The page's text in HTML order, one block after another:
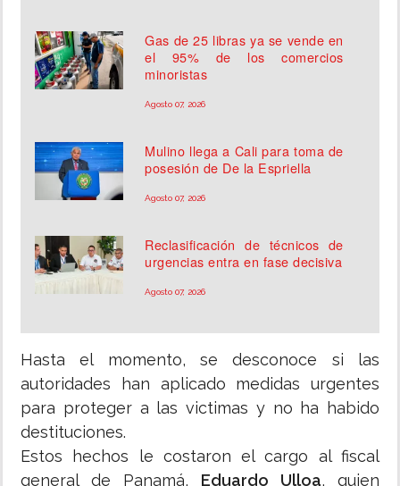
Gas de 25 libras ya se vende en
el 95% de los comercios
minoristas
Agosto 07, 2026
Mulino llega a Cali para toma de
posesión de De la Espriella
Agosto 07, 2026
Reclasificación de técnicos de
urgencias entra en fase decisiva
Agosto 07, 2026
Hasta el momento, se desconoce si las
autoridades han aplicado medidas urgentes
para proteger a las victimas y no ha habido
destituciones.
Estos hechos le costaron el cargo al fiscal
general de Panamá, Eduardo Ulloa, quien